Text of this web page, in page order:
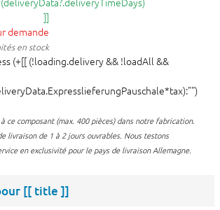
]]
demande
en stock
(+[[ (!loading.delivery && !loadAll &&
ce composant (max. 400 pièces) dans notre fabrication.
livraison de 1 à 2 jours ouvrables. Nous testons
en exclusivité pour le pays de livraison Allemagne.
[[ title ]]